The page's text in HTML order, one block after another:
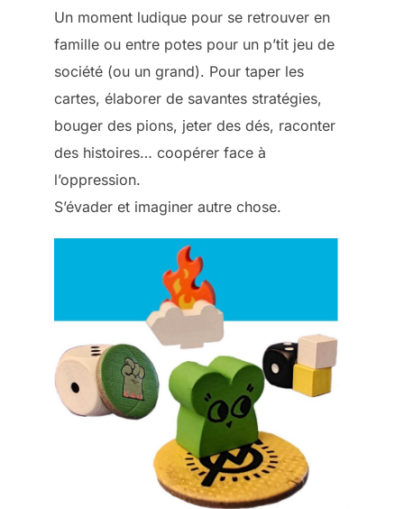
Un moment ludique pour se retrouver en
famille ou entre potes pour un p’tit jeu de
société (ou un grand). Pour taper les
cartes, élaborer de savantes stratégies,
bouger des pions, jeter des dés, raconter
des histoires… coopérer face à
l’oppression.
S’évader et imaginer autre chose.